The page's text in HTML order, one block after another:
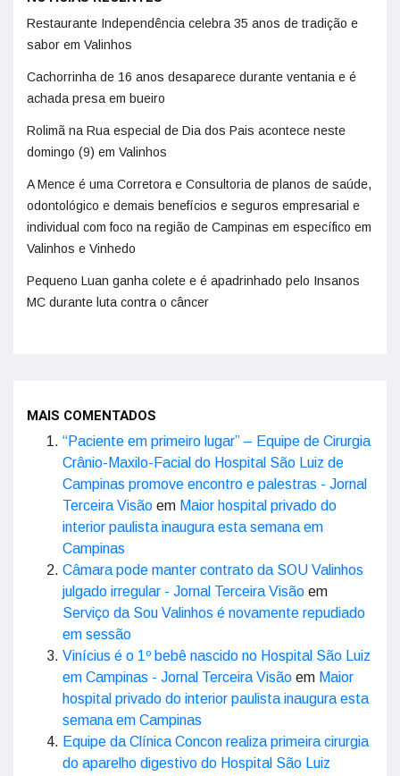
Restaurante Independência celebra 35 anos de tradição e
sabor em Valinhos
Cachorrinha de 16 anos desaparece durante ventania e é
achada presa em bueiro
Rolimã na Rua especial de Dia dos Pais acontece neste
domingo (9) em Valinhos
A Mence é uma Corretora e Consultoria de planos de saúde,
odontológico e demais benefícios e seguros empresarial e
individual com foco na região de Campinas em específico em
Valinhos e Vinhedo
Pequeno Luan ganha colete e é apadrinhado pelo Insanos
MC durante luta contra o câncer
MAIS COMENTADOS
“Paciente em primeiro lugar” – Equipe de Cirurgia
Crânio-Maxilo-Facial do Hospital São Luiz de
Campinas promove encontro e palestras - Jornal
Terceira Visão em Maior hospital privado do
interior paulista inaugura esta semana em
Campinas
Câmara pode manter contrato da SOU Valinhos
julgado irregular - Jornal Terceira Visão em
Serviço da Sou Valinhos é novamente repudiado
em sessão
Vinícius é o 1º bebê nascido no Hospital São Luiz
em Campinas - Jornal Terceira Visão em Maior
hospital privado do interior paulista inaugura esta
semana em Campinas
Equipe da Clínica Concon realiza primeira cirurgia
do aparelho digestivo do Hospital São Luiz